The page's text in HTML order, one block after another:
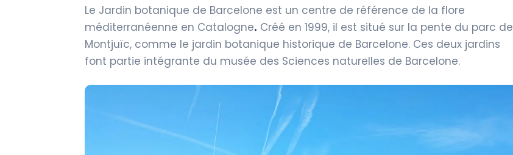
Le Jardin botanique de Barcelone est un centre de référence de la flore
méditerranéenne en Catalogne. Créé en 1999, il est situé sur la pente du parc de
Montjuïc, comme le jardin botanique historique de Barcelone. Ces deux jardins
font partie intégrante du musée des Sciences naturelles de Barcelone.